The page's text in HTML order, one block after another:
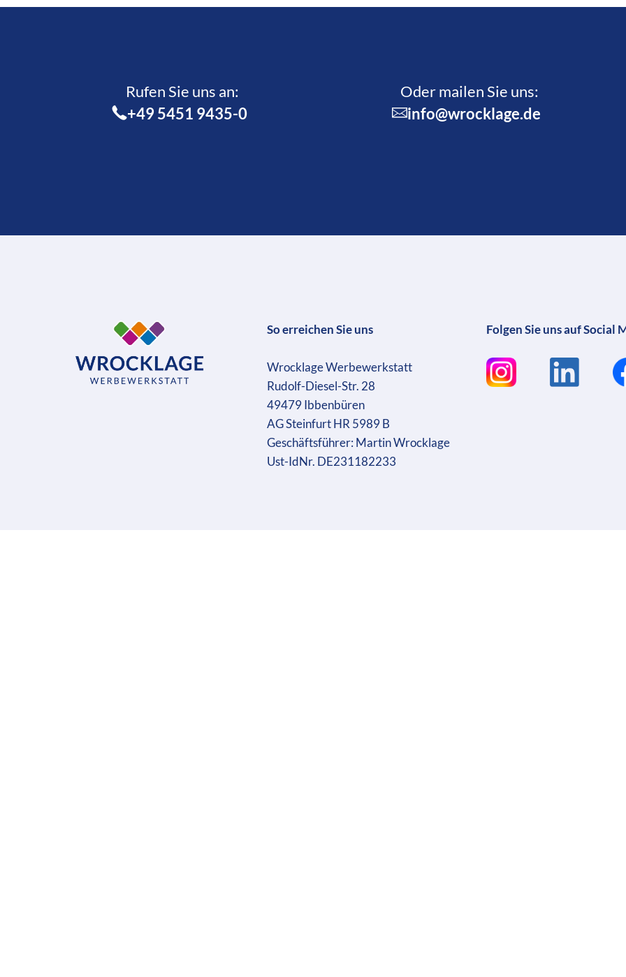
Rufen Sie uns an:­
+49 5451 9435-0
Oder mailen Sie uns:
info@wrocklage.de
So erreichen Sie uns
Wrocklage Werbewerkstatt
Rudolf-Diesel-Str. 28
49479 Ibbenbüren
AG Steinfurt HR 5989 B
Geschäftsführer: Martin Wrocklage
Ust-IdNr. DE231182233
Folgen Sie uns auf Social